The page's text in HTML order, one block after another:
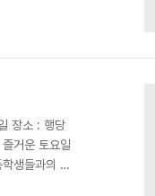
들의 창의적
..
장소 : 행당
거운 토요일
생들과의 첫